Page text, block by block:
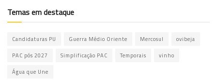
Temas em destaque
Candidaturas PU Guerra Médio Oriente Mercosul ovibeja
PAC pós 2027 Simplificação PAC Temporais vinho
Água que Une